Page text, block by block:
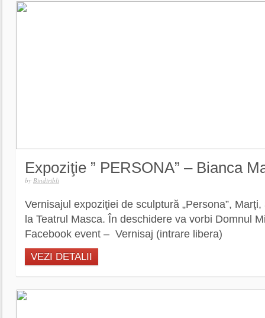
Expoziţie ” PERSONA” – Bianca
by Bindiribli
Vernisajul expoziţiei de sculptură „Persona”,
la Teatrul Masca. În deschidere va vorbi Domnul
Facebook event – Vernisaj (intrare libera)
VEZI DETALII